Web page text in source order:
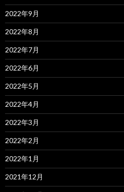
2022年9月
2022年8月
2022年7月
2022年6月
2022年5月
2022年4月
2022年3月
2022年2月
2022年1月
2021年12月